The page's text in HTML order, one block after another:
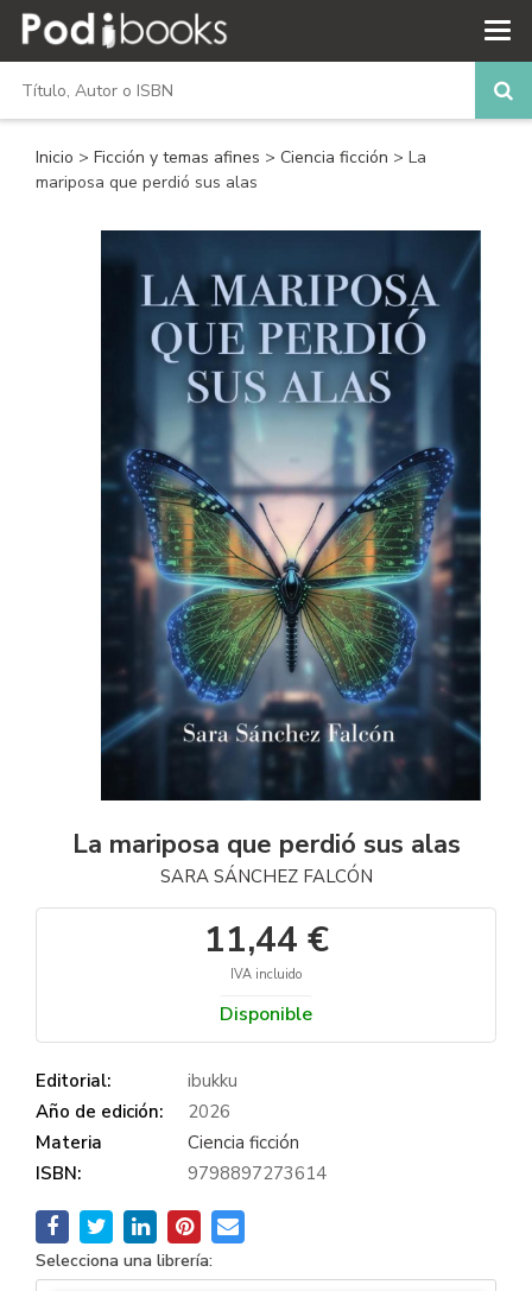
Inicio > Ficción y temas afines > Ciencia ficción > La
mariposa que perdió sus alas
La mariposa que perdió sus alas
SARA SÁNCHEZ FALCÓN
11,44 €
IVA incluido
Disponible
Editorial:
ibukku
Año de edición:
2026
Materia
Ciencia ficción
ISBN:
9798897273614
Selecciona una librería: